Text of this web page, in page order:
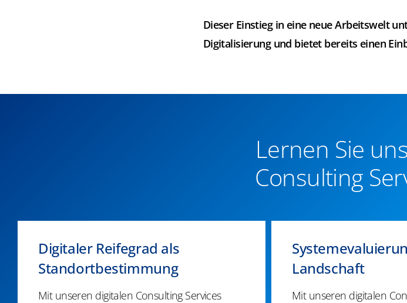
Dieser Einstieg in eine neue Arbeitswelt
Digitalisierung und bietet bereits einen
Lernen Sie
Consulting
Digitaler Reifegrad als
Standortbestimmung
Mit unseren digitalen Consulting Services
Landschaft
Mit unseren digitalen